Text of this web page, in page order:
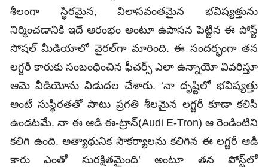
శీలంగా స్థిరమైన, విలాసవంతమైన భవిష్యత్తును
నిర్మించడానికి ఇదే ఆరంభం అంటూ ఉపాసన పెట్టిన ఈ పోస్ట్
సోషల్‌ మీడియాలో వైరల్‌గా మారింది. ఈ సందర్భంగా తన
లగ్జరీ కారుకు సంబంధించిన ఫీచర్స్ ఎలా ఉన్నాయో వివరిస్తూ
ఆమె వీడియోను విడుదల చేశారు. ‘నా దృష్టిలో భవిష్యత్తు
అంటే సుస్థిరతతో పాటు ప్రగతి శీలమైన లగ్జరీ కూడా కలిసి
ఉండటమే. నా ఈ ఆడి ఈ-ట్రాన్(Audi E-Tron) ఆ రెండింటిని
కలిగి ఉంది. అత్యాధునిక సౌకర్యాలను కలిగిన ఈ లగ్జరీ ఆడి
కారు ఎంతో సురక్షితమైంది’ అంటూ తన పోస్ట్‌లో